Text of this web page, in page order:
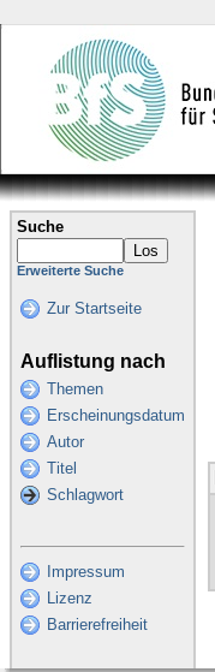
Suche
Erweiterte Suche
Zur Startseite
Auflistung nach
Themen
Erscheinungsdatum
Autor
Titel
Schlagwort
Impressum
Lizenz
Barrierefreiheit